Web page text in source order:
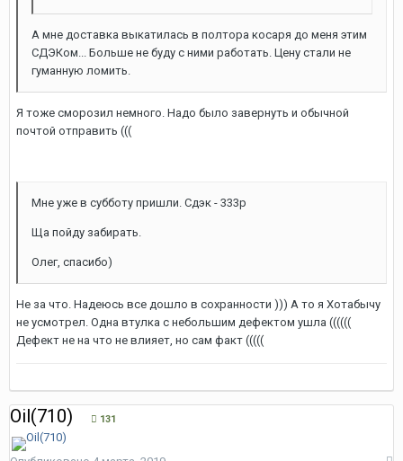
А мне доставка выкатилась в полтора косаря до меня этим
СДЭКом... Больше не буду с ними работать. Цену стали не
гуманную ломить.
Я тоже сморозил немного. Надо было завернуть и обычной
почтой отправить (((
Мне уже в субботу пришли. Сдэк - 333р
Ща пойду забирать.
Олег, спасибо)
Не за что. Надеюсь все дошло в сохранности ))) А то я Хотабычу
не усмотрел. Одна втулка с небольшим дефектом ушла ((((((
Дефект не на что не влияет, но сам факт (((((
Oil(710) 131